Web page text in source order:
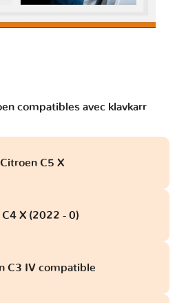
compatibles avec klavkarr
Citroen C5 X
X (2022 - 0)
C3 IV compatible